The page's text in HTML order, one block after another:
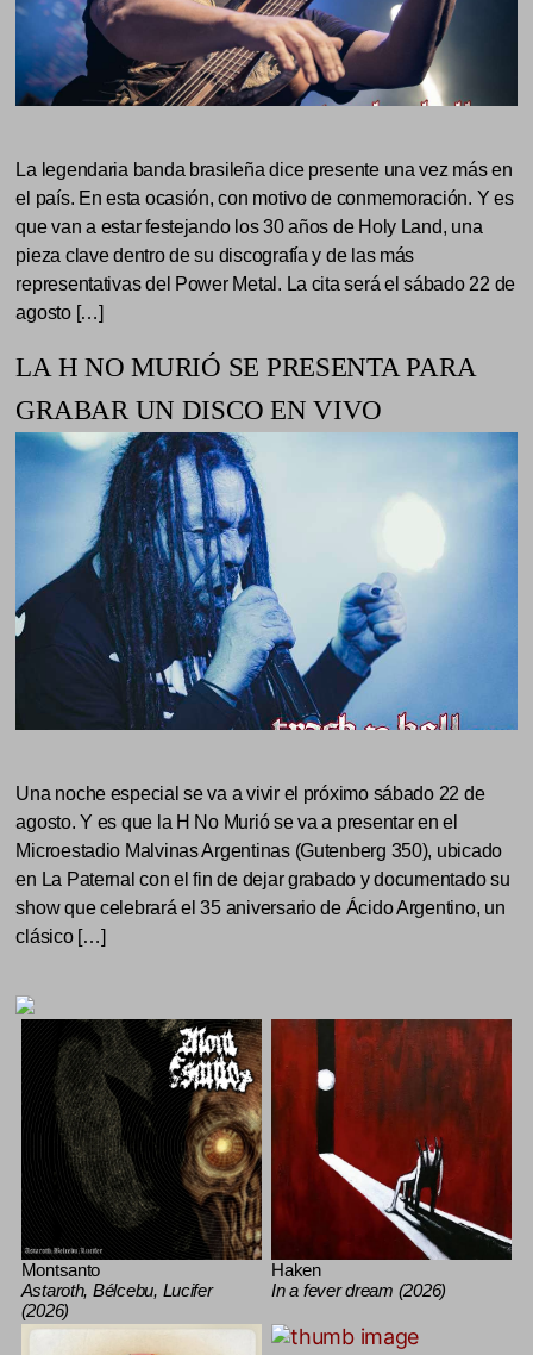
La legendaria banda brasileña dice presente una vez más en
el país. En esta ocasión, con motivo de conmemoración. Y es
que van a estar festejando los 30 años de Holy Land, una
pieza clave dentro de su discografía y de las más
representativas del Power Metal. La cita será el sábado 22 de
agosto […]
LA H NO MURIÓ SE PRESENTA PARA
GRABAR UN DISCO EN VIVO
Una noche especial se va a vivir el próximo sábado 22 de
agosto. Y es que la H No Murió se va a presentar en el
Microestadio Malvinas Argentinas (Gutenberg 350), ubicado
en La Paternal con el fin de dejar grabado y documentado su
show que celebrará el 35 aniversario de Ácido Argentino, un
clásico […]
Montsanto
Astaroth, Bélcebu, Lucifer
(2026)
Haken
In a fever dream (2026)